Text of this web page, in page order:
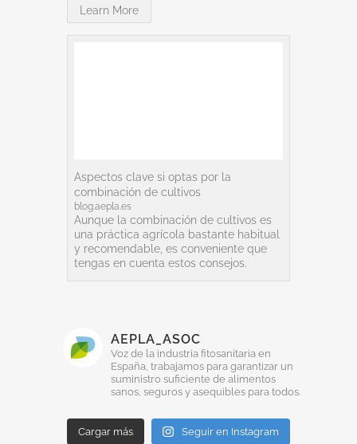
Learn More
Aspectos clave si optas por la
combinación de cultivos
blog.aepla.es
Aunque la combinación de cultivos es
una práctica agrícola bastante habitual
y recomendable, es conveniente que
tengas en cuenta estos consejos.
24 15 0
AEPLA_ASOC
Voz de la industria fitosanitaria en
España, trabajamos para garantizar un
suministro suficiente de alimentos
sanos, seguros y asequibles para todos.
Cargar más Seguir en Instagram